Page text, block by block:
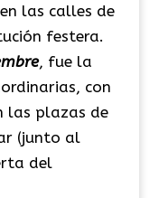
las calles de
festera.
, fue la
con
las plazas de
(junto al
del